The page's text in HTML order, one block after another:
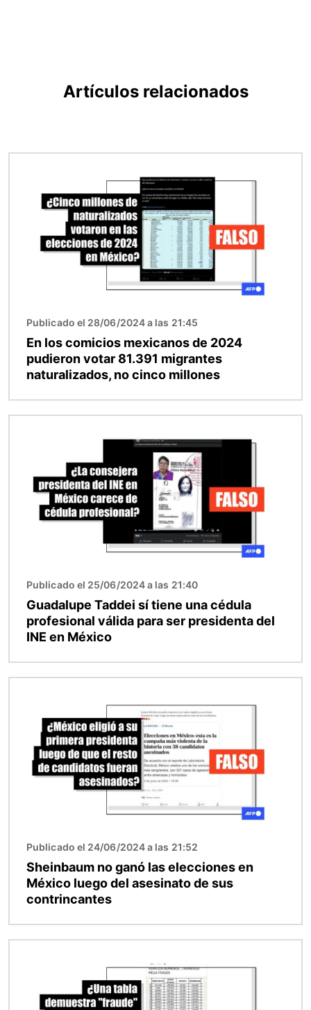
Artículos relacionados
Publicado el 28/06/2024 a las 21:45
En los comicios mexicanos de 2024
pudieron votar 81.391 migrantes
naturalizados, no cinco millones
Publicado el 25/06/2024 a las 21:40
Guadalupe Taddei sí tiene una cédula
profesional válida para ser presidenta del
INE en México
Publicado el 24/06/2024 a las 21:52
Sheinbaum no ganó las elecciones en
México luego del asesinato de sus
contrincantes